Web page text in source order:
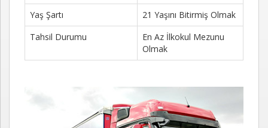
Yaş Şartı
21 Yaşını Bitirmiş Olmak
Tahsil Durumu
En Az İlkokul Mezunu
Olmak
İletişim